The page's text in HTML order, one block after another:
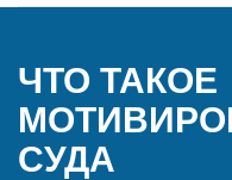
ЧТО ТАКОЕ
СУДА